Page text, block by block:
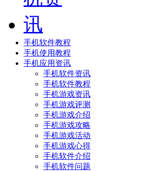
手机软件教程
手机使用教程
手机应用资讯
手机软件资讯
手机软件教程
手机游戏资讯
手机游戏评测
手机游戏介绍
手机游戏攻略
手机游戏活动
手机游戏心得
手机软件介绍
手机软件问题